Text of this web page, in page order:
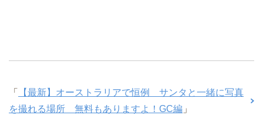
「
【最新】オーストラリアで恒例 サンタと一緒に写真
を撮れる場所 無料もありますよ！GC編 」